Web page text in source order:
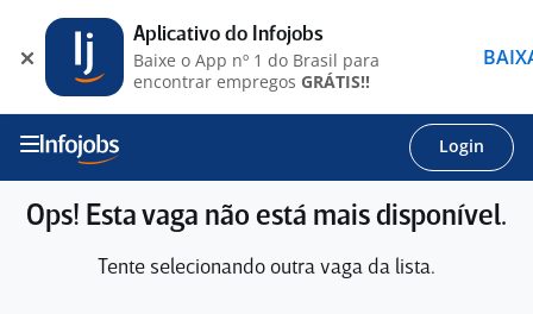
Login
Ops! Esta vaga não está mais disponível.
Tente selecionando outra vaga da lista.
Aplicativo do Infojobs
Baixe o App nº 1 do Brasil para
encontrar empregos GRÁTIS!!